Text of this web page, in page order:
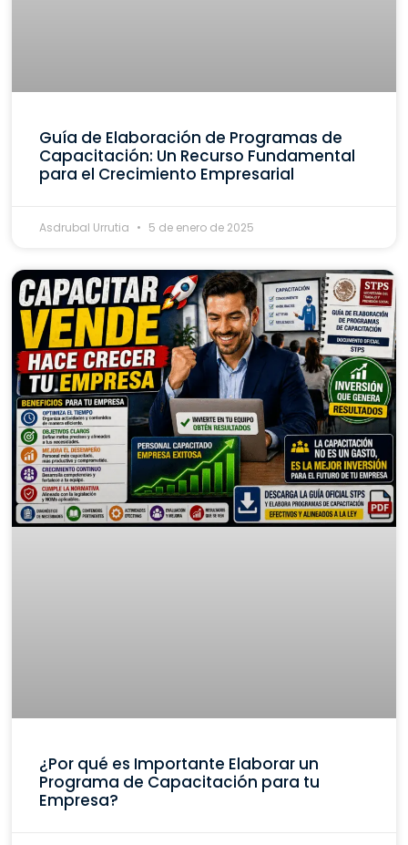
Guía de Elaboración de Programas de
Capacitación: Un Recurso Fundamental
para el Crecimiento Empresarial
Asdrubal Urrutia 5 de enero de 2025
¿Por qué es Importante Elaborar un
Programa de Capacitación para tu
Empresa?